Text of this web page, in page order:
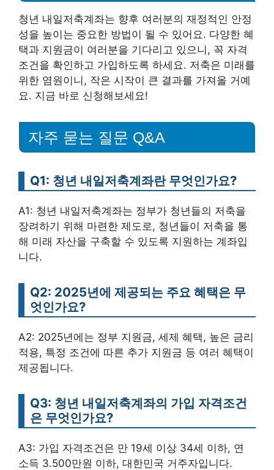
청년 내일저축계좌는 향후 여러분의 재정적인 안정
성을 높이는 중요한 방법이 될 수 있어요. 다양한 혜
택과 지원금이 여러분을 기다리고 있으니, 꼭 자격
조건을 확인하고 가입하도록 하세요. 저축은 미래를
위한 염원이니, 작은 시작이 큰 결과를 가져올 거예
요. 지금 바로 신청해보세요!
자주 묻는 질문 Q&A
Q1: 청년 내일저축계좌란 무엇인가요?
A1: 청년 내일저축계좌는 정부가 청년들의 저축을
장려하기 위해 마련한 제도로, 청년들이 저축을 통
해 미래 자산을 구축할 수 있도록 지원하는 계좌입
니다.
Q2: 2025년에 제공되는 주요 혜택은 무
엇인가요?
A2: 2025년에는 정부 지원금, 세제 혜택, 높은 금리
적용, 특정 조건에 따른 추가 지원금 등 여러 혜택이
제공됩니다.
Q3: 청년 내일저축계좌의 가입 자격조건
은 무엇인가요?
A3: 가입 자격조건은 만 19세 이상 34세 이하, 연
소득 3.500만원 이하, 대한민국 거주자입니다.